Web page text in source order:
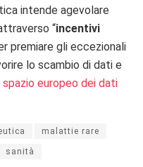
intende agevolare
“incentivi
premiare gli eccezionali
lo scambio di dati e
spazio europeo dei dati
malattie rare
sanità